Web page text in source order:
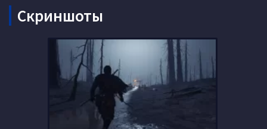
Скриншоты